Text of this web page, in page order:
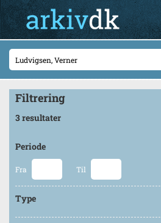
Filtrering
3 resultater
Periode
Fra Til
Type